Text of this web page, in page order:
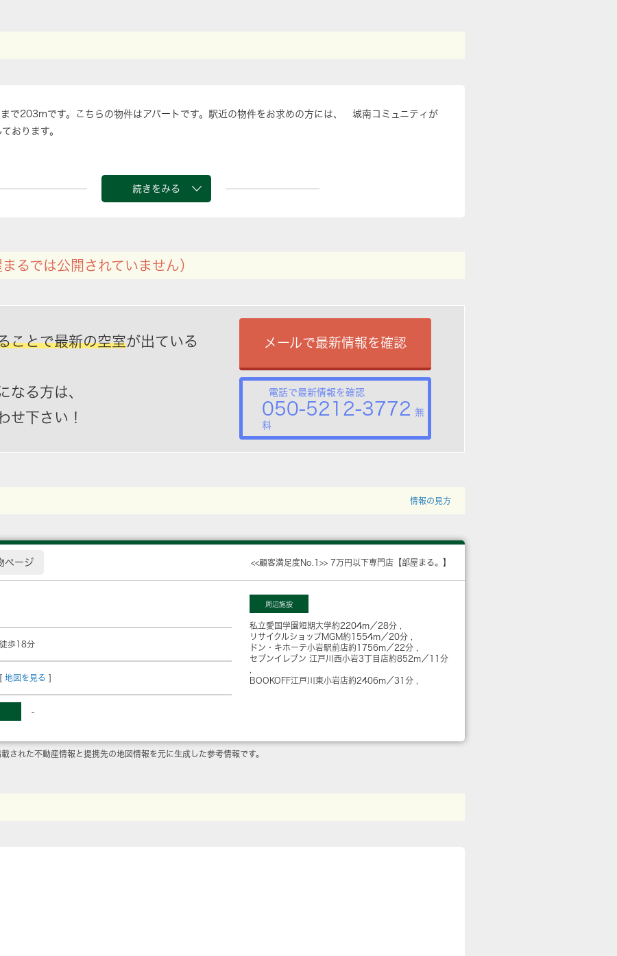
で203mです。こちらの物件はアパートです。駅近の物件をお求めの方には、 城南コミュニティが
おります。
続きをみる
まるでは公開されていません）
ことで最新の空室が出ている
なる方は、
せ下さい！
メールで最新情報を確認
電話で最新情報を確認
050-5212-3772 無
料
情報の見方
ページ <<顧客満足度No.1>> 7万円以下専門店【部屋まる。】
歩18分
地図を見る ]
-
周辺施設
私立愛国学園短期大学約2204m／28分
リサイクルショップMGM約1554m／20分
ドン・キホーテ小岩駅前店約1756m／22分
セブンイレブン 江戸川西小岩3丁目店約852m／11分
BOOKOFF江戸川東小岩店約2406m／31分
された不動産情報と提携先の地図情報を元に生成した参考情報です。